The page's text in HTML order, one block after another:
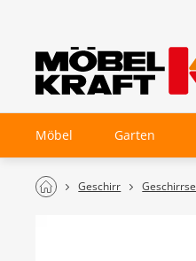
Möbel Garten
Geschirr